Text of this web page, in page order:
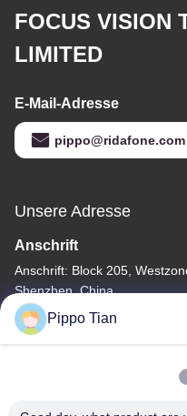
FOCUS VISION
LIMITED
E-Mail-Adresse
pippo@ridafone.com
Unsere Adresse
Anschrift
Anschrift: Block 205,
Shenzhen, China
Tel. Pippo Tian